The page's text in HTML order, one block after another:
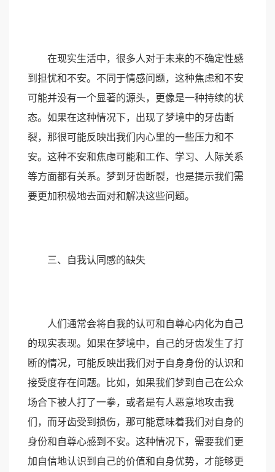
在现实生活中，很多人对于未来的不确定性感
到担忧和不安。不同于情感问题，这种焦虑和不安
可能并没有一个显著的源头，更像是一种持续的状
态。如果在这种情况下，出现了梦境中的牙齿断
裂，那很可能反映出我们内心里的一些压力和不
安。这种不安和焦虑可能和工作、学习、人际关系
等方面都有关系。梦到牙齿断裂，也是提示我们需
要更加积极地去面对和解决这些问题。
三、自我认同感的缺失
人们通常会将自我的认可和自尊心内化为自己
的现实表现。如果在梦境中，自己的牙齿发生了打
断的情况，可能反映出我们对于自身身份的认识和
接受度存在问题。比如，如果我们梦到自己在公众
场合下被人打了一拳，或者是有人恶意地攻击我
们，而牙齿受到损伤，那可能意味着我们对自身的
身份和自尊心感到不安。这种情况下，需要我们更
加自信地认识到自己的价值和自身优势，才能够更